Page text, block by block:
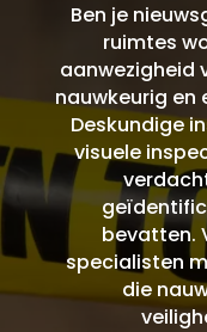
Ben je
ruimtes
aanwezigheid
nauwkeurig en
Deskundige
visuele
bevatten.
specialisten
die